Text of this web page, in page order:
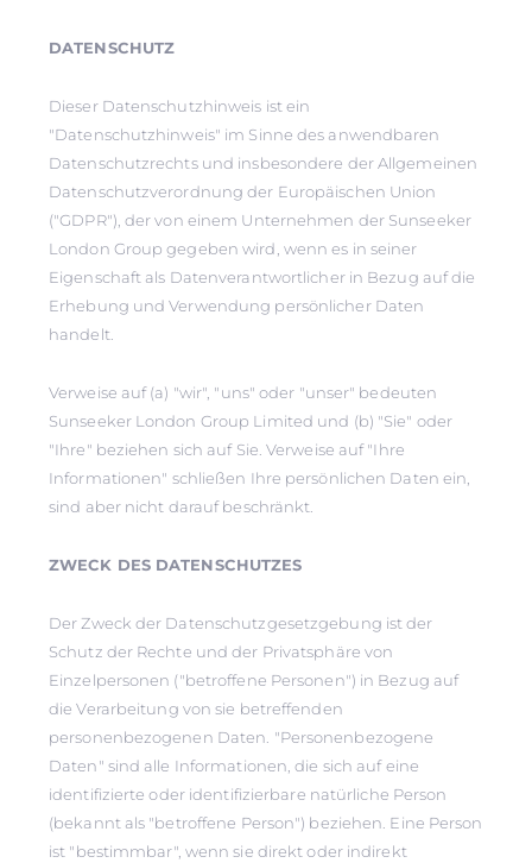
DATENSCHUTZ
Dieser Datenschutzhinweis ist ein
"Datenschutzhinweis" im Sinne des anwendbaren
Datenschutzrechts und insbesondere der Allgemeinen
Datenschutzverordnung der Europäischen Union
("GDPR"), der von einem Unternehmen der Sunseeker
London Group gegeben wird, wenn es in seiner
Eigenschaft als Datenverantwortlicher in Bezug auf die
Erhebung und Verwendung persönlicher Daten
handelt.
Verweise auf (a) "wir", "uns" oder "unser" bedeuten
Sunseeker London Group Limited und (b) "Sie" oder
"Ihre" beziehen sich auf Sie. Verweise auf "Ihre
Informationen" schließen Ihre persönlichen Daten ein,
sind aber nicht darauf beschränkt.
ZWECK DES DATENSCHUTZES
Der Zweck der Datenschutzgesetzgebung ist der
Schutz der Rechte und der Privatsphäre von
Einzelpersonen ("betroffene Personen") in Bezug auf
die Verarbeitung von sie betreffenden
personenbezogenen Daten. "Personenbezogene
Daten" sind alle Informationen, die sich auf eine
identifizierte oder identifizierbare natürliche Person
(bekannt als "betroffene Person") beziehen. Eine Person
ist "bestimmbar", wenn sie direkt oder indirekt